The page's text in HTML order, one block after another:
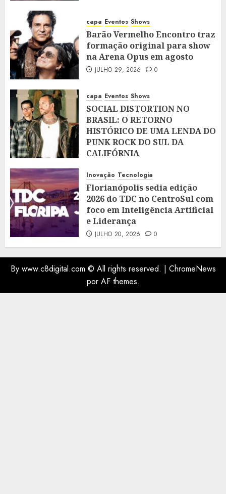
capa Eventos Shows
Barão Vermelho Encontro traz
formação original para show
na Arena Opus em agosto
JULHO 29, 2026 0
capa Eventos Shows
SOCIAL DISTORTION NO
BRASIL: O RETORNO
HISTÓRICO DE UMA LENDA DO
PUNK ROCK DO SUL DA
CALIFÓRNIA
Inovação Tecnologia
Florianópolis sedia edição
2026 do TDC no CentroSul com
foco em Inteligência Artificial
e Liderança
JULHO 20, 2026 0
By www.c8digital.com © All rights reserved. | ChromeNews
por AF themes.